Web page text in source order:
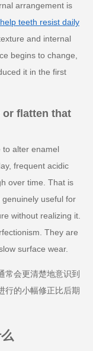
arrangement is
teeth resist daily
and internal
begins to change,
it in the first
or flatten that
to alter enamel
frequent acidic
over time. That is
useful for
without realizing it.
They are
surface wear.
常会更清楚地意识到
行的小幅修正比后期